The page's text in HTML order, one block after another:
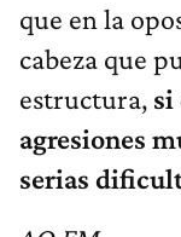
que en la
cabeza que
estructura, si
agresiones
serias